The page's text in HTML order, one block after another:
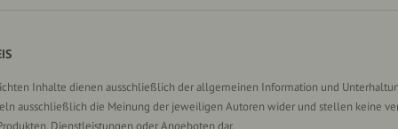
Inhalte dienen ausschließlich der allgemeinen Information und
ausschließlich die Meinung der jeweiligen Autoren wider und stellen keine